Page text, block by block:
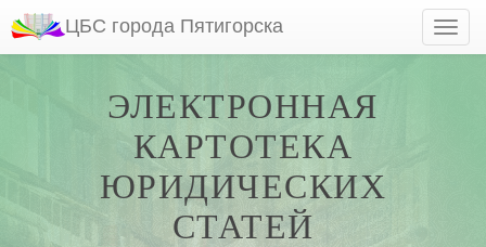
ЦБС города Пятигорска
ЭЛЕКТРОННАЯ
КАРТОТЕКА
ЮРИДИЧЕСКИХ
СТАТЕЙ